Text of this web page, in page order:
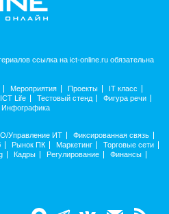
ссылка на ict-online.ru обязательна
Мероприятия Проекты
IT класс
ICT Life Тестовый стенд
Фигура речи
Инфографика
Управление ИТ
Фиксированная связь
Рынок ПК Маркетинг
Торговые сети
Кадры Регулирование
Финансы